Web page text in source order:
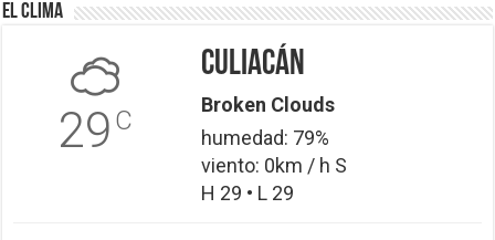
El Clima
29 C
Culiacán
Broken Clouds
humedad: 79%
viento: 0km / h S
H 29 • L 29